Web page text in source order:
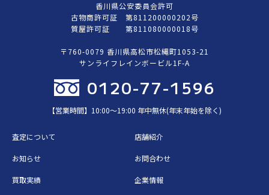
香川県公安委員会許可
古物商許可証 第811200000202号
質屋許可証 第811080000018号
〒760-0079 香川県高松市松縄町1053-21
サンライフレインボービル1F-A
0120-77-1596
【営業時間】10:00〜19:00 年中無休(年末年始を除く)
査定について 店舗紹介
お知らせ お問合わせ
買取実績 企業情報